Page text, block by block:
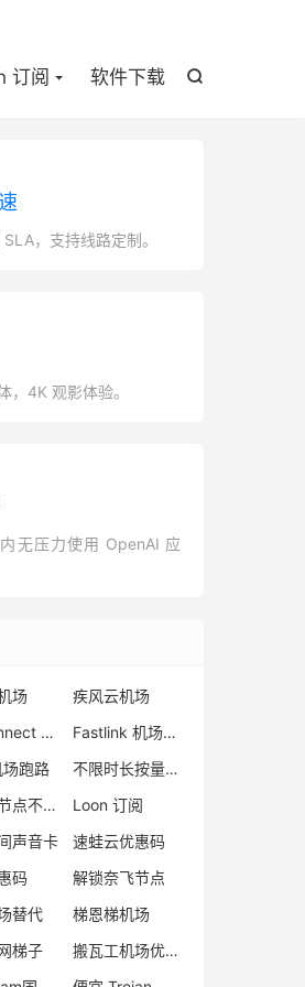

订阅 软件下载
，支持线路定制。
，4K 观影体验。
无压力使用 OpenAI 应
场
疾风云机场
Anyconnect VPN 翻墙
Fastlink 机场怎么样
跑路
不限时长按量付费机场
V2ray 节点不可用
Loon 订阅
声音卡
速蛙云优惠码
码
解锁奈飞节点
替代
梯恩梯机场
梯子
搬瓦工机场优惠码